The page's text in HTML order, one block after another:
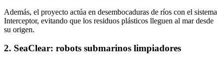
Además, el proyecto actúa en desembocaduras de ríos con el sistema
Interceptor, evitando que los residuos plásticos lleguen al mar desde
su origen.
2. SeaClear: robots submarinos limpiadores